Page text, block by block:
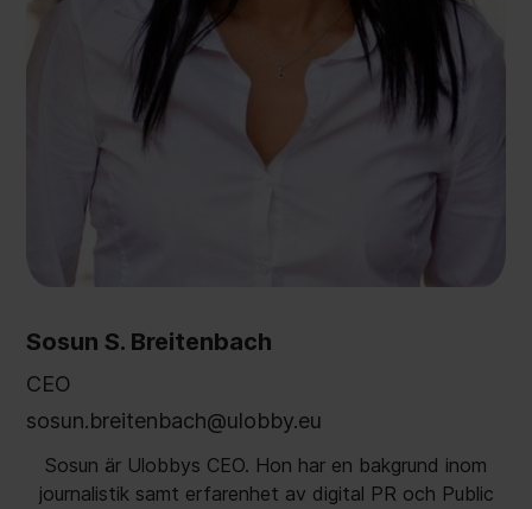
Sosun S. Breitenbach
CEO
sosun.breitenbach@ulobby.eu
Sosun är Ulobbys CEO. Hon har en bakgrund inom
journalistik samt erfarenhet av digital PR och Public